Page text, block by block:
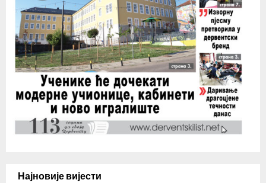
Најновије вијести